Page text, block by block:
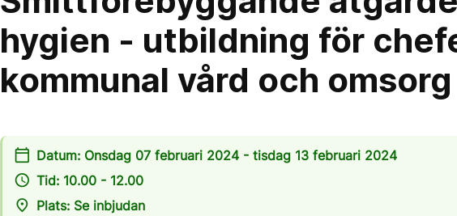
hygien - utbildning för
kommunal vård och omsorg
calendar_today Datum: Onsdag 07 februari 2024 - tisdag 13 februari 2024
access_time Tid: 10.00 - 12.00
place Plats: Se inbjudan